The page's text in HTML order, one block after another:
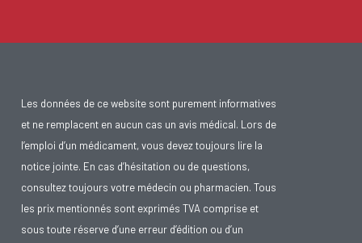
Les données de ce website sont purement informatives
et ne remplacent en aucun cas un avis médical. Lors de
l’emploi d’un médicament, vous devez toujours lire la
notice jointe. En cas d’hésitation ou de questions,
consultez toujours votre médecin ou pharmacien. Tous
les prix mentionnés sont exprimés TVA comprise et
sous toute réserve d’une erreur d’édition ou d’un